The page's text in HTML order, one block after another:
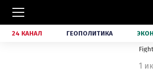
24 КАНАЛ ГЕОПОЛИТИКА
1